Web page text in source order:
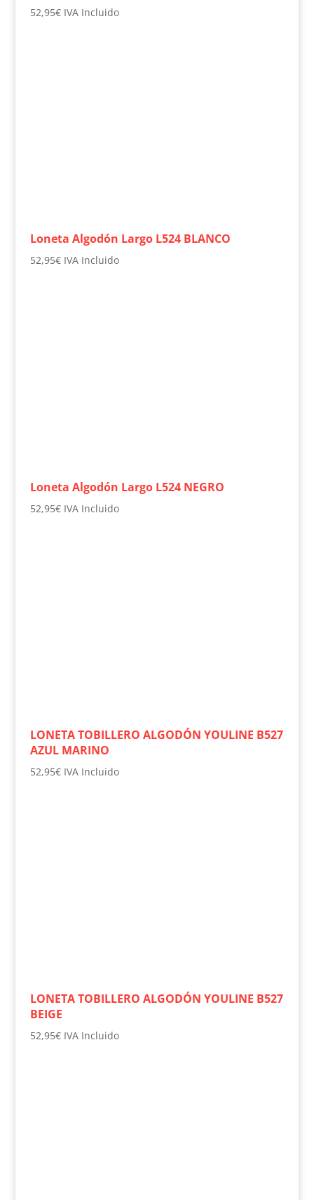
52,95€ IVA Incluido
Loneta Algodón Largo L524 BLANCO
52,95€ IVA Incluido
Loneta Algodón Largo L524 NEGRO
52,95€ IVA Incluido
LONETA TOBILLERO ALGODÓN YOULINE B527
AZUL MARINO
52,95€ IVA Incluido
LONETA TOBILLERO ALGODÓN YOULINE B527
BEIGE
52,95€ IVA Incluido